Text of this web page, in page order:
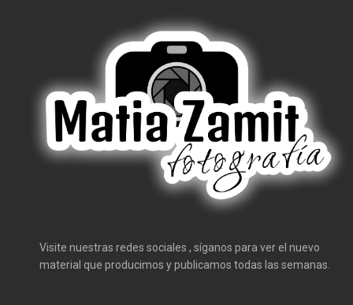
Visite nuestras redes sociales , síganos para ver el nuevo
material que producimos y publicamos todas las semanas.